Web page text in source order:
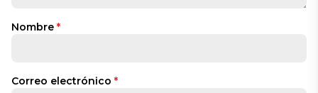
Nombre *
Correo electrónico *